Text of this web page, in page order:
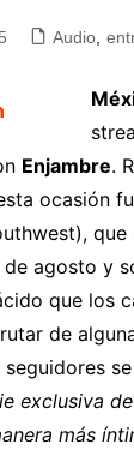
Audio
Enjambre.
ocasión
agosto y
que los
de
exclusiva
más